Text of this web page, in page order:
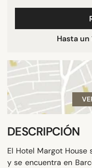
Hasta
DESCRIPCIÓN
El Hotel Margot
y se encuentra en